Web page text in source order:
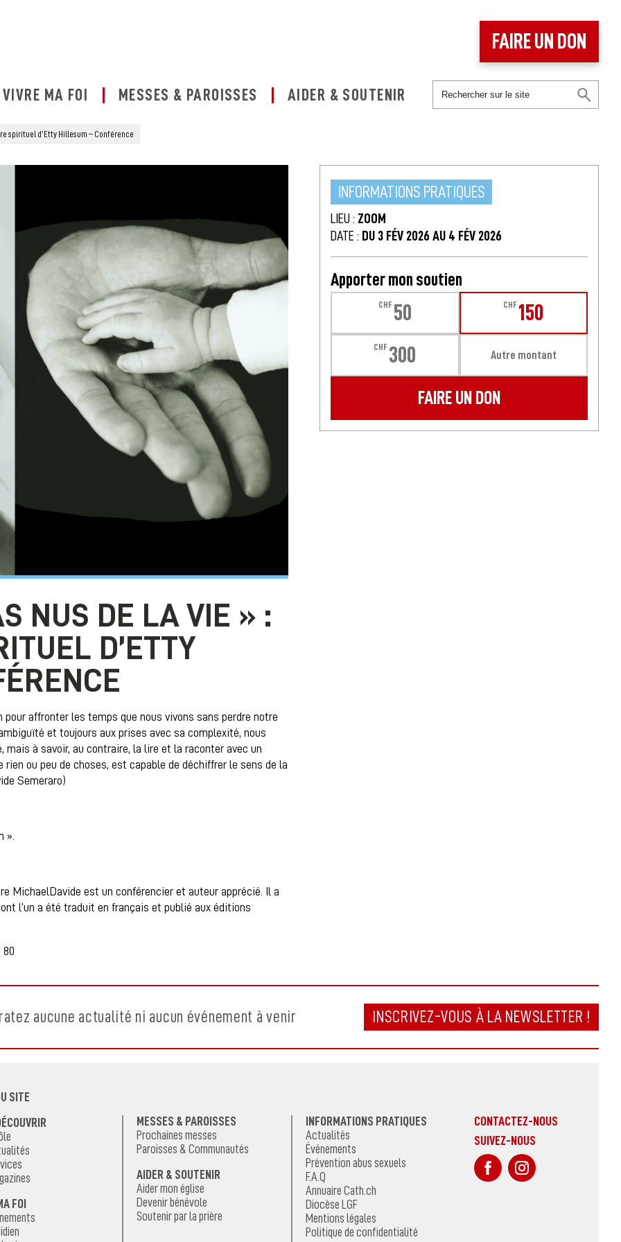
VIVRE MA FOI MESSES & PAROISSES AIDER & SOUTENIR
FAIRE UN DON
spirituel d’Etty Hillesum – Conférence
NUS DE LA VIE » :
D’ETTY
affronter les temps que nous vivons sans perdre notre
et toujours aux prises avec sa complexité, nous
mais à savoir, au contraire, la lire et la raconter avec un
ou peu de choses, est capable de déchiffrer le sens de la
Semeraro)
».
MichaelDavide est un conférencier et auteur apprécié. Il a
l’un a été traduit en français et publié aux éditions
80
INFORMATIONS PRATIQUES
LIEU : ZOOM
DATE : DU 3 FÉV 2026 AU 4 FÉV 2026
Apporter mon soutien
CHF 50 CHF 150
CHF 300 Autre montant
FAIRE UN DON
aucune actualité ni aucun événement à venir INSCRIVEZ-VOUS À LA NEWSLETTER !
SITE
FOI
MESSES & PAROISSES
Prochaines messes
Paroisses & Communautés
AIDER & SOUTENIR
Aider mon église
Devenir bénévole
Soutenir par la prière
INFORMATIONS PRATIQUES
Actualités
Événements
Prévention abus sexuels
F.A.Q
Annuaire Cath.ch
Diocèse LGF
Mentions légales
Politique de confidentialité
CONTACTEZ-NOUS
SUIVEZ-NOUS
sur Facebook